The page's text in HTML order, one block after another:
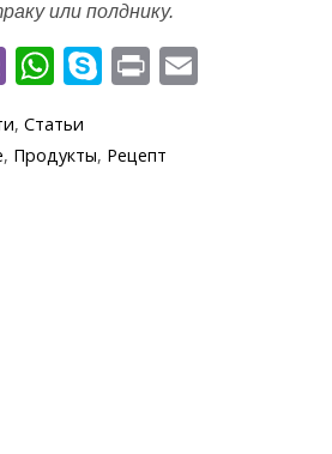
или полднику.
Vi
er
W
at
s
S
y
Pr
t
, Статьи
, Продукты, Рецепт